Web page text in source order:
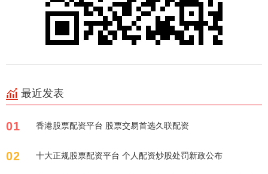
最近发表
01 香港股票配资平台 股票交易首选久联配资
02 十大正规股票配资平台 个人配资炒股处罚新政公布